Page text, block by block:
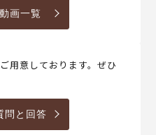
画一覧
用意しております。ぜひ
問と回答